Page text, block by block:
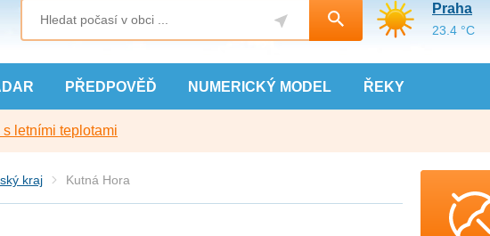
PŘEDPOVĚĎ NUMERICKÝ MODEL ŘEKY
Praha
23.4 °C
letními teplotami
kraj Kutná Hora